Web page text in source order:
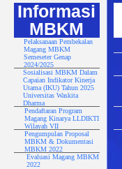
Informasi
MBKM
Pelaksanaan Pembekalan
Magang MBKM
Semeseter Genap
2024/2025
Sosialisasi MBKM Dalam
Capaian Indikator Kinerja
Utama (IKU) Tahun 2025
Universitas Waskita
Dharma
Pendaftaran Program
Magang Kinarya LLDIKTI
Wilayah VII
Pengumpulan Proposal
MBKM & Dokumentasi
MBKM 2022
Evaluasi Magang MBKM
2022